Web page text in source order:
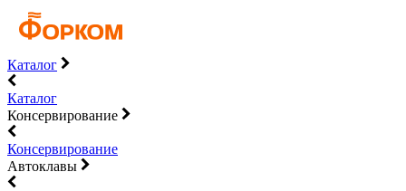
Каталог
Каталог
Консервирование
Консервирование
Автоклавы